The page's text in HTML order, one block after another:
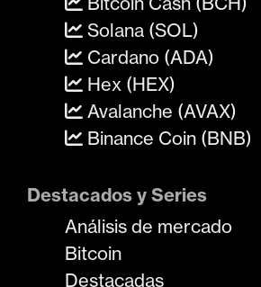
Solana (SOL)
Cardano (ADA)
Hex (HEX)
Avalanche (AVAX)
Binance Coin (BNB)
Destacados y Series
Análisis de mercado
Bitcoin
Destacadas